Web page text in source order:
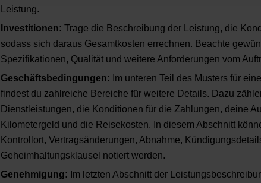
Leistung.
Investitionen: Trage die Beschreibung der Leistung, die
sodass sich daraus Gesamtkosten errechnen. Beachte
Spezifikationen, Qualität und weitere Anforderungen vom
Geschäftsbedingungen: Im unteren Teil des Musters für
findest du zahlreiche Bereiche für weitere Details. Dazu
Dienstleistungen, die Konditionen für die Zahlungen, deine
Kilometergeld und die Reisekosten. In diesem Abschnitt
Kontrollort, Vertragsänderungen, Abnahme,
Geheimhaltungsklausel notiert werden.
Genehmigung: Im letzten Abschnitt der